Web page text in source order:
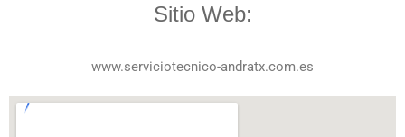
Sitio Web:
www.serviciotecnico-andratx.com.es